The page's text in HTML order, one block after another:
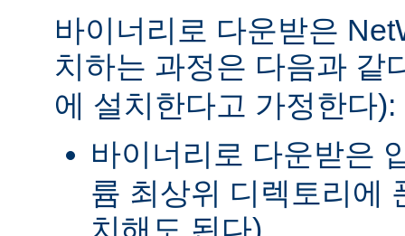
바이너리로 다운받은
치하는 과정은 다음과 같
에 설치한다고 가정한다):
바이너리로 다운받은
륨 최상위 디렉토리에